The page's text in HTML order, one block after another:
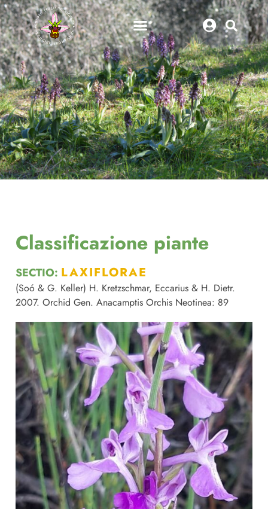
Classificazione piante
SECTIO: LAXIFLORAE
(Soó & G. Keller) H. Kretzschmar, Eccarius & H. Dietr.
2007. Orchid Gen. Anacamptis Orchis Neotinea: 89